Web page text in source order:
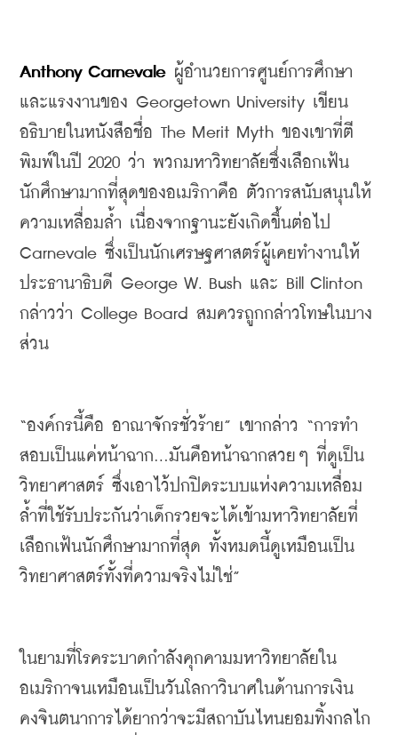
Anthony Carnevale ผู้อำนวยการศูนย์การศึกษา
และแรงงานของ Georgetown University เขียน
อธิบายในหนังสือชื่อ The Merit Myth ของเขาที่ตี
พิมพ์ในปี
2020 ว่า พวกมหาวิทยาลัยซึ่งเลือกเฟ้น
นักศึกษามากที่สุดของอเมริกาคือ ตัวการสนับสนุนให้
ความเหลื่อมล้ำ เนื่องจากฐานะยังเกิดขึ้นต่อไป
Carnevale ซึ่งเป็นนักเศรษฐศาสตร์ผู้เคยทำงานให้
ประธานาธิบดี George W. Bush และ
กล่าวว่า College Board สมควรถูกกล่าวโทษในบาง
ส่วน
“องค์กรนี้คือ อาณาจักรชั่วร้าย” เขากล่าว “การทำ
สอบเป็นแค่หน้าฉาก...มันคือหน้าฉากสวยๆ ที่ดูเป็น
วิทยาศาสตร์ ซึ่งเอาไว้ปกปิดระบบแห่งความเหลื่อม
ล้ำที่ใช้รับประกันว่าเด็กรวยจะได้เข้ามหาวิทยาลัยที่
เลือกเฟ้นนักศึกษามากที่สุด ทั้งหมดนี้ดูเหมือนเป็น
วิทยาศาสตร์ทั้งที่ความจริงไม่ใช่”
ในยามที่โรคระบาดกำลังคุกคามมหาวิทยาลัยใน
อเมริกาจนเหมือนเป็นวันโลกาวินาศในด้านการเงิน
คงจินตนาการได้ยากว่าจะมีสถาบันไหนยอมทิ้งกลไก